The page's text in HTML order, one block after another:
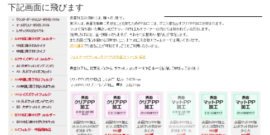
下記画面に飛びます